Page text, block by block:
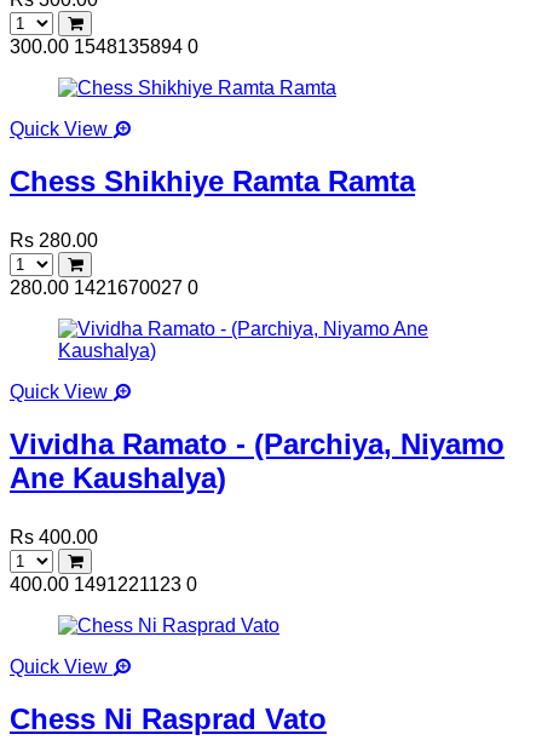
300.00 1548135894 0
Quick View
Chess Shikhiye Ramta Ramta
Rs 280.00
280.00 1421670027 0
Quick View
Vividha Ramato - (Parchiya, Niyamo
Ane Kaushalya)
Rs 400.00
400.00 1491221123 0
Quick View
Chess Ni Rasprad Vato